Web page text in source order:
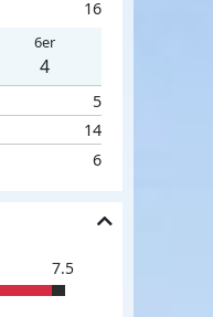
16
6er
4
5
14
6
7.5